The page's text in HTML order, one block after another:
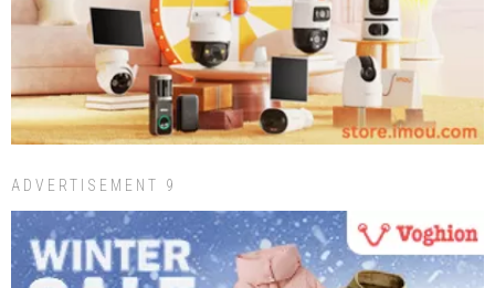
ADVERTISEMENT 9